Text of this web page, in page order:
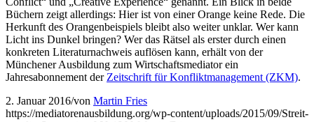
Büchern zeigt allerdings: Hier ist von einer Orange keine Rede. Die
Herkunft des Orangenbeispiels bleibt also weiter unklar. Wer kann
Licht ins Dunkel bringen? Wer das Rätsel als erster durch einen
konkreten Literaturnachweis auflösen kann, erhält von der
Münchener Ausbildung zum Wirtschaftsmediator ein
Jahresabonnement der Zeitschrift für Konfliktmanagement (ZKM).
2. Januar 2016/von Martin Fries
https://mediatorenausbildung.org/wp-content/uploads/2015/09/Streit-